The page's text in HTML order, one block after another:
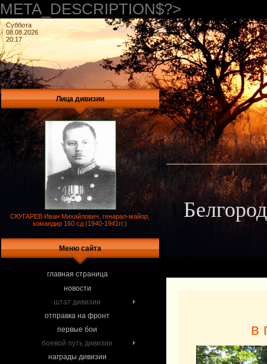
META_DESCRIPTION$?>
Суббота
08.08.2026
20:17
Лица дивизии
СКУГАРЕВ Иван Михайлович, генарал-майор,
командир 160 сд (1940-1941гг.)
Меню сайта
главная страница
новости
штат дивизии
отправка на фронт
первые бои
боевой путь дивизии
награды дивизии
в